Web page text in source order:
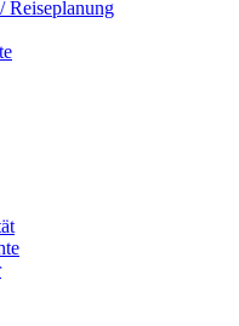
Reiseplanung